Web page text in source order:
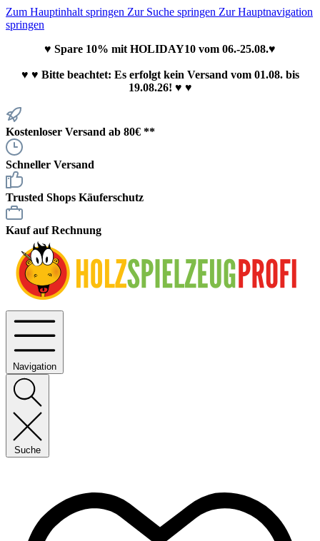
Zum Hauptinhalt springen Zur Suche springen Zur Hauptnavigation
springen
♥ Spare 10% mit HOLIDAY10 vom 06.-25.08.♥
♥ ♥ Bitte beachtet: Es erfolgt kein Versand vom 01.08. bis
19.08.26! ♥ ♥
Kostenloser Versand ab 80€ **
Schneller Versand
Trusted Shops Käuferschutz
Kauf auf Rechnung
Navigation
Suche